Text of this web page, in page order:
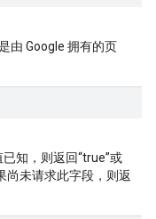
由 Google 拥有的页
知，则返回“true”或
尚未请求此字段，则返